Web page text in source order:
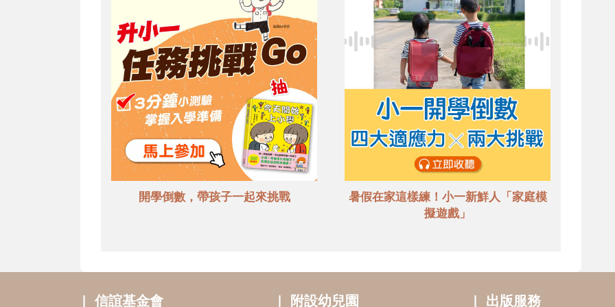
開學倒數，帶孩子一起來挑戰
暑假在家這樣練！小一新鮮人「家庭模
擬遊戲」
信誼基金會 附設幼兒園 出版服務